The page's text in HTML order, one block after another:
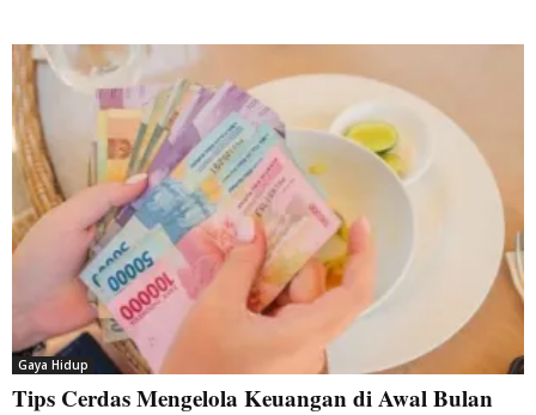
Gaya Hidup
Tips Cerdas Mengelola Keuangan di Awal Bulan